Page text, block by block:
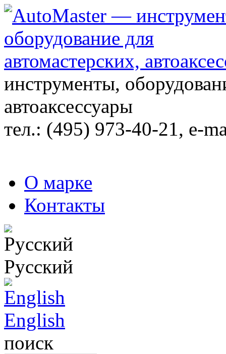
инструменты,
автоаксессуары
тел.: (495) 973-40-21, e-
О марке
Контакты
Русский
English
поиск